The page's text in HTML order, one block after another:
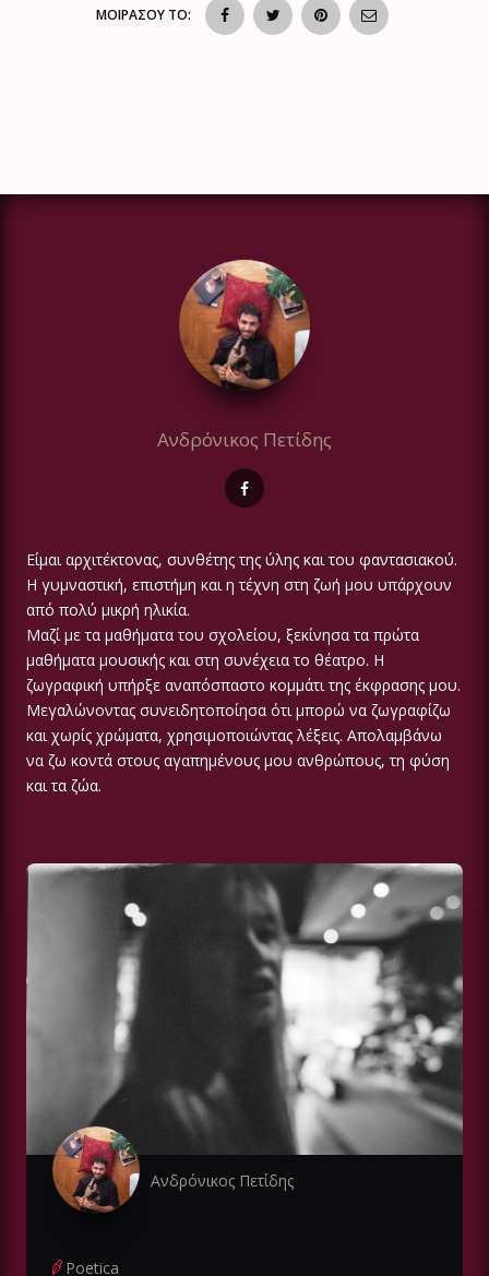
ΜΟΙΡΑΣΟΥ ΤΟ:
Ανδρόνικος Πετίδης
Είμαι αρχιτέκτονας, συνθέτης της ύλης και του φαντασιακού.
Η γυμναστική, επιστήμη και η τέχνη στη ζωή μου υπάρχουν
από πολύ μικρή ηλικία.
Μαζί με τα μαθήματα του σχολείου, ξεκίνησα τα πρώτα
μαθήματα μουσικής και στη συνέχεια το θέατρο. Η
ζωγραφική υπήρξε αναπόσπαστο κομμάτι της έκφρασης μου.
Μεγαλώνοντας συνειδητοποίησα ότι μπορώ να ζωγραφίζω
και χωρίς χρώματα, χρησιμοποιώντας λέξεις. Απολαμβάνω
να ζω κοντά στους αγαπημένους μου ανθρώπους, τη φύση
και τα ζώα.
Ανδρόνικος Πετίδης
Poetica